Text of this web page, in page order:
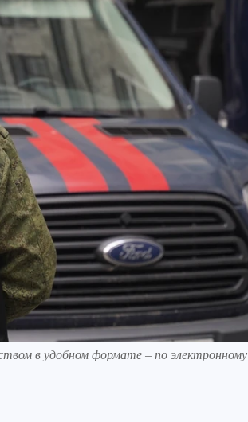
в удобном формате – по электронному